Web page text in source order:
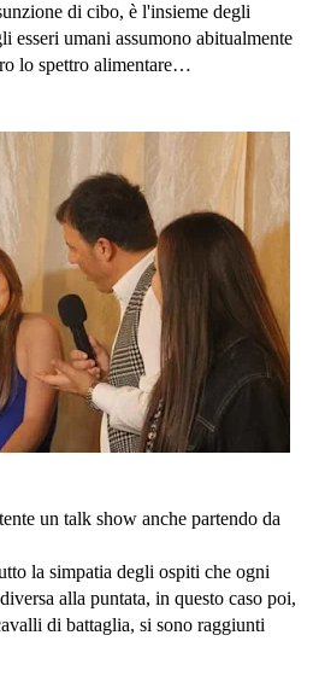
di cibo, è l'insieme degli
esseri umani assumono abitualmente
lo spettro alimentare…
un talk show anche partendo da
la simpatia degli ospiti che ogni
alla puntata, in questo caso poi,
di battaglia, si sono raggiunti